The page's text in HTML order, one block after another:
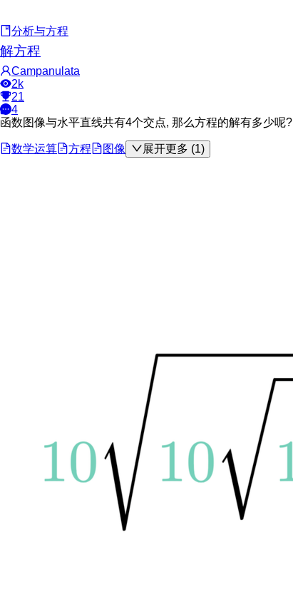
分析与方程
解方程
Campanulata
2k
21
4
函数图像与水平直线共有4个交点, 那么方程的解有多少呢?
数学运算 方程 图像 展开更多 (1)